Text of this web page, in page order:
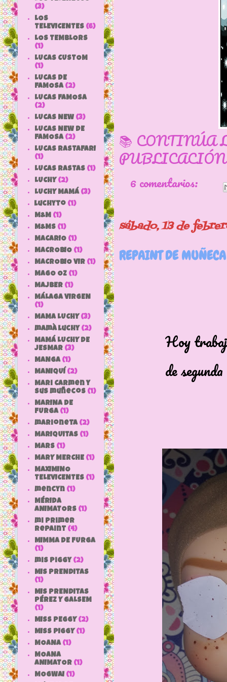
📚 CONTINÚA
6 comentarios:
sábado, 13 de
REPAINT DE
Hoy
de segunda
(3)
LOS
TELEVICENTES (6)
LOS TEMBLORS
(1)
LUCAS CUSTOM
(1)
LUCAS DE
FAMOSA (2)
LUCAS FAMOSA
(2)
LUCAS NEW (3)
LUCAS NEW DE
FAMOSA (2)
LUCAS RASTAFARI
(1)
LUCAS RASTAS (1)
LUCHY (2)
LUCHY MAMÁ (3)
luchyto (1)
M&M (1)
M&MS (1)
MACARIO (1)
MACROBIO (1)
MACROBIO VIR (1)
MAGO OZ (1)
MAJBER (1)
MÁLAGA VIRGEN
(1)
MAMA LUCHY (3)
mamà luchy (2)
MAMÁ LUCHY DE
JESMAR (3)
MANGA (1)
MANIQUÍ (2)
Mari Carmen y
sus muñecos (1)
MARINA DE
FURGA (1)
marioneta (2)
MARIQUITAS (1)
MARS (1)
MARY MERCHE (1)
MAXIMINO
TELEVICENTES (1)
mencyn (1)
MÉRIDA
ANIMATORS (1)
mi primer
repaint (4)
MIMMA DE FURGA
(1)
mis piggy (2)
MIS PRENDITAS
(1)
MIS PRENDITAS
PÉREZ Y GALSEM
(1)
MISS PEGGY (2)
MISS PIGGY (1)
MOANA (1)
MOANA
ANIMATOR (1)
MOGWAI (1)